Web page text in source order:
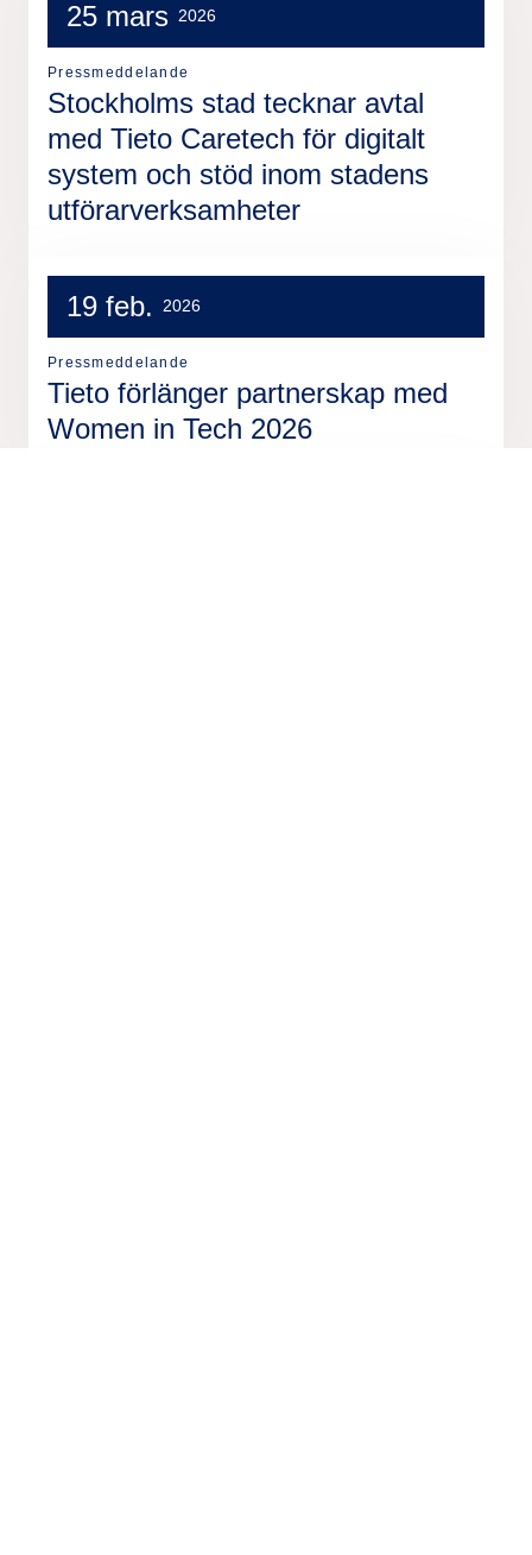
25 mars 2026
Pressmeddelande
Stockholms stad tecknar avtal
med Tieto Caretech för digitalt
system och stöd inom stadens
utförarverksamheter
19 feb. 2026
Pressmeddelande
Tieto förlänger partnerskap med
Women in Tech 2026